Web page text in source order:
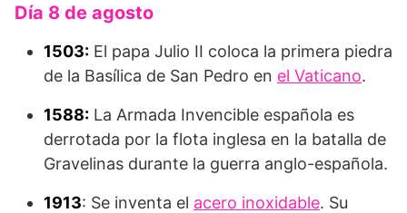
Día 8 de agosto
1503: El papa Julio II coloca la primera piedra
de la Basílica de San Pedro en el Vaticano.
1588: La Armada Invencible española es
derrotada por la flota inglesa en la batalla de
Gravelinas durante la guerra anglo-española.
1913: Se inventa el acero inoxidable. Su